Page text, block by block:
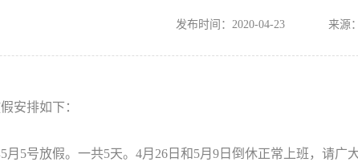
发布时间：2020-04-23 来源
安排如下：
月5号放假。一共5天。4月26日和5月9日倒休正常上班，请广